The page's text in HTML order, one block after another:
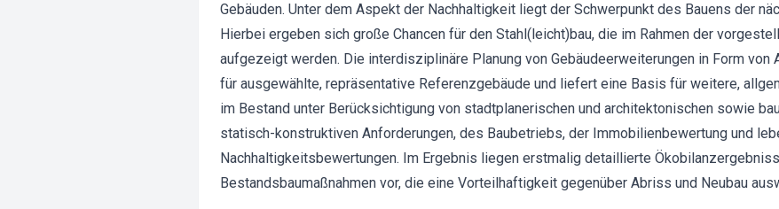
Gebäuden. Unter dem Aspekt der Nachhaltigkeit liegt der Schwerpunkt des Bauens der
Hierbei ergeben sich große Chancen für den Stahl(leicht)bau, die im Rahmen der
aufgezeigt werden. Die interdisziplinäre Planung von Gebäudeerweiterungen in Form
für ausgewählte, repräsentative Referenzgebäude und liefert eine Basis für weitere,
im Bestand unter Berücksichtigung von stadtplanerischen und architektonischen sowie
statisch-konstruktiven Anforderungen, des Baubetriebs, der Immobilienbewertung und
Nachhaltigkeitsbewertungen. Im Ergebnis liegen erstmalig detaillierte
Bestandsbaumaßnahmen vor, die eine Vorteilhaftigkeit gegenüber Abriss und Neubau